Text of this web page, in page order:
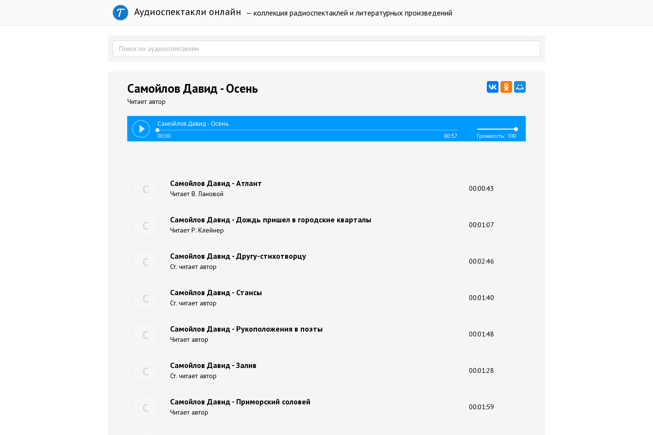
Аудиоспектакли онлайн — коллекция радиоспектаклей и литературных произведений
Самойлов Давид - Осень
Читает автор
Самойлов Давид - Осень
00:00 00:57 Громкость: 100
С Самойлов Давид - Атлант
Читает В. Лановой
00:00:43
С Самойлов Давид - Дождь пришел в городские кварталы
Читает Р. Клейнер
00:01:07
С Самойлов Давид - Другу-стихотворцу
Ст. читает автор
00:02:46
С Самойлов Давид - Стансы
Ст. читает автор
00:01:40
С Самойлов Давид - Рукоположения в поэты
Читает автор
00:01:48
С Самойлов Давид - Залив
Ст. читает автор
00:01:28
С Самойлов Давид - Приморский соловей
Читает автор
00:01:59